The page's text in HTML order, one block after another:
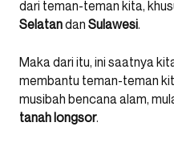
dari teman-teman kita,
Selatandan Sulawesi.
Maka dari itu, ini saatnya
membantu teman-teman
musibah bencana alam,
tanah longsor.